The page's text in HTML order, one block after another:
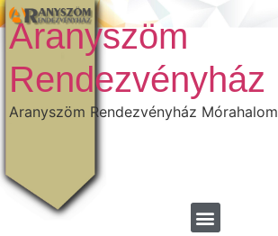
Aranyszöm
Rendezvényház
Aranyszöm Rendezvényház Mórahalom